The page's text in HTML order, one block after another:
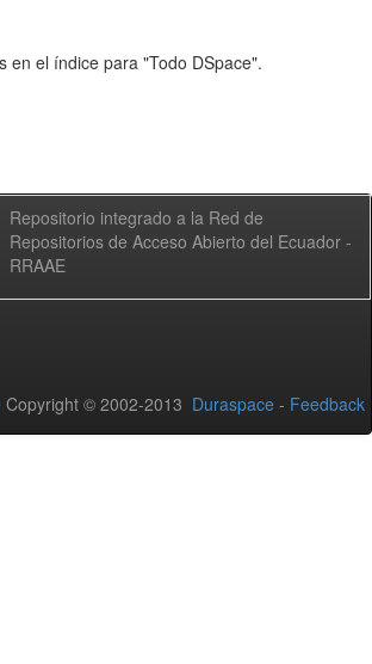
en el índice para "Todo DSpace".
Repositorio integrado a la Red de
Repositorios de Acceso Abierto del Ecuador -
RRAAE
Copyright © 2002-2013 Duraspace - Feedback